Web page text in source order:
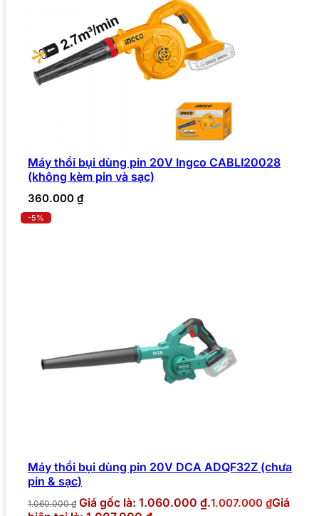
Máy thổi bụi dùng pin 20V Ingco CABLI20028
(không kèm pin và sạc)
360.000 ₫
-5%
Máy thổi bụi dùng pin 20V DCA ADQF32Z (chưa
pin & sạc)
1.060.000₫ Giá gốc là: 1.060.000 ₫.1.007.000 ₫Giá